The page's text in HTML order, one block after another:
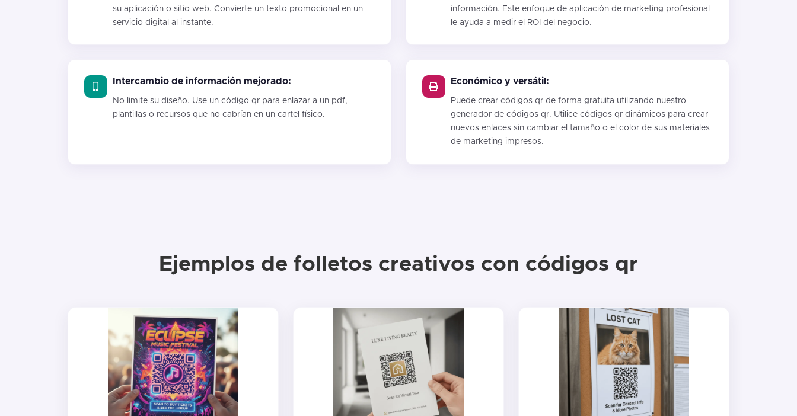
su aplicación o sitio web. Convierte un texto promocional en un
servicio digital al instante.
información. Este enfoque de aplicación de marketing profesional
le ayuda a medir el ROI del negocio.
Intercambio de información mejorado:
No limite su diseño. Use un código qr para enlazar a un pdf,
plantillas o recursos que no cabrían en un cartel físico.
Económico y versátil:
Puede crear códigos qr de forma gratuita utilizando nuestro
generador de códigos qr. Utilice códigos qr dinámicos para crear
nuevos enlaces sin cambiar el tamaño o el color de sus materiales
de marketing impresos.
Ejemplos de folletos creativos con códigos qr